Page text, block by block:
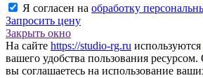
Я согласен на обработку
Запросить цену
Закрыть окно
На сайте https://studio-rg.ru используются
вашего удобства пользования ресурсом.
вы соглашаетесь на использование